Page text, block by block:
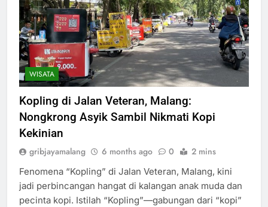
WISATA
Kopling di Jalan Veteran, Malang:
Nongkrong Asyik Sambil Nikmati Kopi
Kekinian
gribjayamalang 6 months ago 0 2 mins
Fenomena “Kopling” di Jalan Veteran, Malang, kini
jadi perbincangan hangat di kalangan anak muda dan
pecinta kopi. Istilah “Kopling”—gabungan dari “kopi”